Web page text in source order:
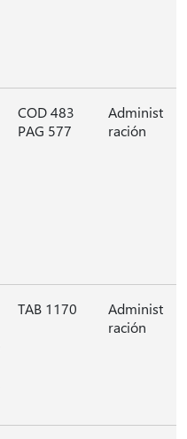
COD 483
PAG 577
Administ
ración
TAB 1170
Administ
ración